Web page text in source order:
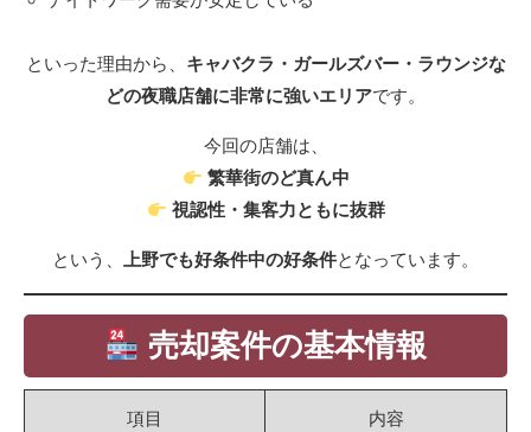
といった理由から、 キャバクラ・ガールズバー・ラウンジな
どの夜職店舗に非常に強いエリアです。
今回の店舗は、
繁華街のど真ん中
視認性・集客力ともに抜群
という、 上野でも好条件中の好条件となっています。
売却案件の基本情報
項目 内容